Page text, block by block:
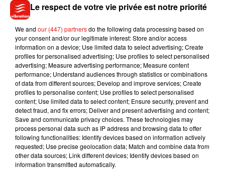
pour un effet de mode, c'est "retarder la production d'un
produit neuf", note Pierre Galio, chef du service
Consommation de l'Ademe : or le stade de la production
génère 80% de l'impact environnemental d'un objet.
L'obsolescence culturelle ou marketing varie selon les
produits. Elle est précoce dans le textile : les Français
achètent 60% de vêtements en plus qu'il y a 15 ans, et les
gardent moitié moins longtemps, relève Raphaël Guastavi,
expert économie circulaire à l'Ademe.
A l'inverse, des objets comme le vélo génèrent "des
habitudes de maintenance assez ancrées", quand "d'autres
ont une moindre valeur ressentie, comme la cafetière ou le
four micro-ondes, qu'on perçoit comme irréparables. Autant
Le respect de votre vie privée est notre priorité
We and our (447) partnersdo the following data processing based on
your consent and/or our legitimate interest: Store and/or access
information on a device; Use limited data to select advertising; Create
profiles for personalised advertising; Use profiles to select personalised
advertising; Measure advertising performance; Measure content
performance; Understand audiences through statistics or combinations
of data from different sources; Develop and improve services; Create
profiles to personalise content; Use profiles to select personalised
content; Use limited data to select content; Ensure security, prevent and
detect fraud, and fix errors; Deliver and present advertising and content;
Save and communicate privacy choices. These technologies may
process personal data such as IP address and browsing data to offer
following functionalities: Identify devices based on information actively
requested; Use precise geolocation data; Match and combine data from
other data sources; Link different devices; Identify devices based on
information transmitted automatically.